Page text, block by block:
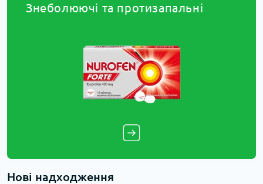
Знеболюючі та протизапальні
Нові надходження